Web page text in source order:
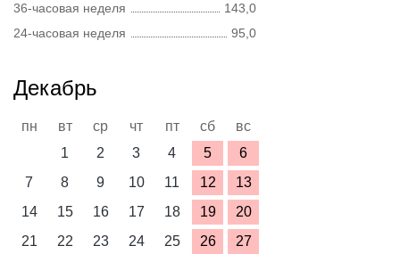
36-часовая неделя
143,0
24-часовая неделя
95,0
Декабрь
пн вт ср чт пт сб
вс
1
2 3 4 5
6
7
8 9 10 11 12
13
14
15 16 17 18 19
20
21
22 23 24 25 26
27